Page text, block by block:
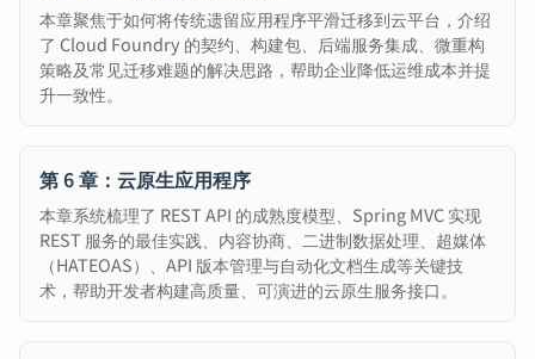
本章聚焦于如何将传统遗留应用程序平滑迁移到云平台，介绍
了 Cloud Foundry 的契约、构建包、后端服务集成、微重构
策略及常见迁移难题的解决思路，帮助企业降低运维成本并提
升一致性。
第 6 章：云原生应用程序
本章系统梳理了 REST API 的成熟度模型、Spring MVC 实现
REST 服务的最佳实践、内容协商、二进制数据处理、超媒体
（HATEOAS）、API 版本管理与自动化文档生成等关键技
术，帮助开发者构建高质量、可演进的云原生服务接口。